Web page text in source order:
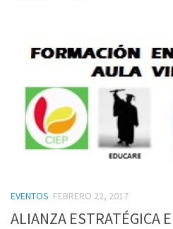
EVENTOS FEBRERO 22, 2017
ALIANZA ESTRATÉGICA